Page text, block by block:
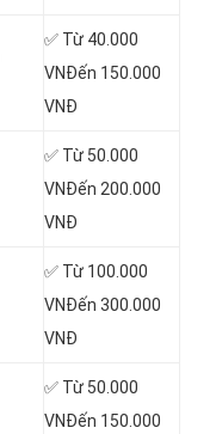
✅ Từ 40.000
VNĐến 150.000
VNĐ
✅ Từ 50.000
VNĐến 200.000
VNĐ
✅ Từ 100.000
VNĐến 300.000
VNĐ
✅ Từ 50.000
VNĐến 150.000